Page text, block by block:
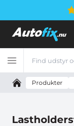
Produkter